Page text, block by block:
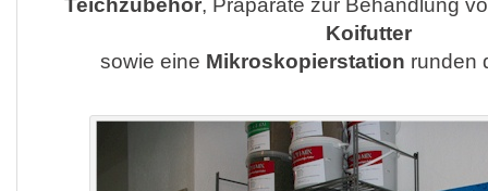
Teichzubehör, Präparate zur Behandlung
Koifutter
sowie eine Mikroskopierstation runden